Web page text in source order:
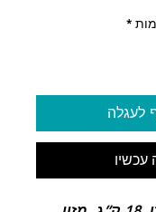
לכל
*
לעגלה
עכשיו